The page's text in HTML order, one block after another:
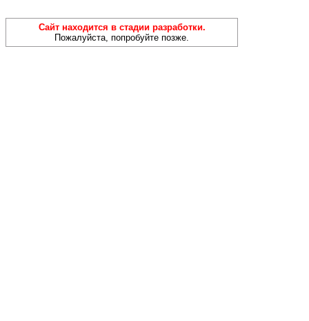
Сайт находится в стадии разработки.
Пожалуйста, попробуйте позже.